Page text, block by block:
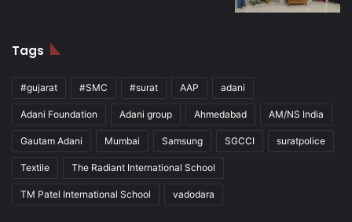
Tags
#gujarat #SMC #surat AAP adani
Adani Foundation Adani group Ahmedabad AM/NS India
Gautam Adani Mumbai Samsung SGCCI suratpolice
Textile The Radiant International School
TM Patel International School vadodara